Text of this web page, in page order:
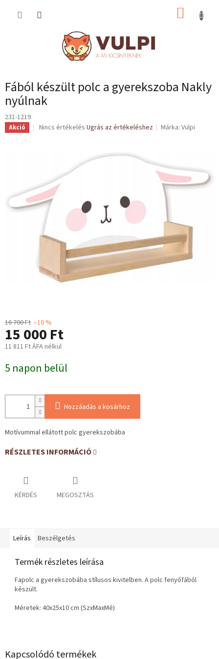
KOSÁR
Fából készült polc a gyerekszoba Nakly
nyúlnak
231-1219
Akció
A
0,0
csillag.
Nincs értékelés Ugrás az értékeléshez Márka:Vulpi
16 700 Ft –10 %
15 000 Ft
11 811 Ft ÁFA nélkül
5 napon belül
Hozzáadás a kosárhoz
Motívummal ellátott polc gyerekszobába
RÉSZLETES INFORMÁCIÓ
KÉRDÉS MEGOSZTÁS
Kapcsolódó termékek
Leírás Beszélgetés
Termék részletes leírása
Fapolc a gyerekszobába stílusos kivitelben. A polc fenyőfából
készült.
Méretek: 40x25x10 cm (SzxMaxMé)